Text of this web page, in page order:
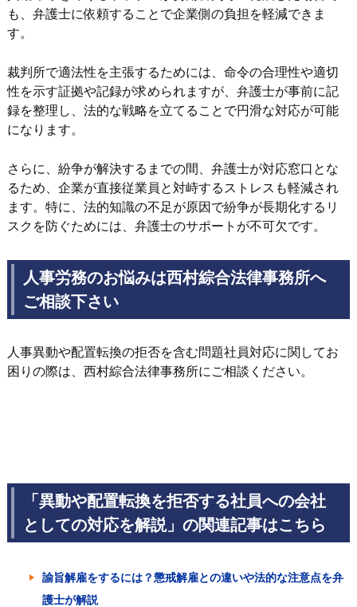
も、弁護士に依頼することで企業側の負担を軽減できま
す。
裁判所で適法性を主張するためには、命令の合理性や適切
性を示す証拠や記録が求められますが、弁護士が事前に記
録を整理し、法的な戦略を立てることで円滑な対応が可能
になります。
さらに、紛争が解決するまでの間、弁護士が対応窓口とな
るため、企業が直接従業員と対峙するストレスも軽減され
ます。特に、法的知識の不足が原因で紛争が長期化するリ
スクを防ぐためには、弁護士のサポートが不可欠です。
人事労務のお悩みは西村綜合法律事務所へ
ご相談下さい
人事異動や配置転換の拒否を含む問題社員対応に関してお
困りの際は、西村綜合法律事務所にご相談ください。
「異動や配置転換を拒否する社員への会社
としての対応を解説」の関連記事はこちら
諭旨解雇をするには？懲戒解雇との違いや法的な注意点を弁
護士が解説